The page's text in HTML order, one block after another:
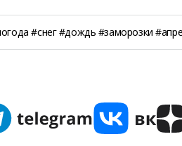
#снег #дождь #заморозки